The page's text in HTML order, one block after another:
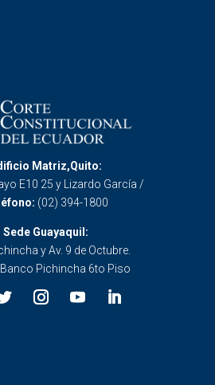
Matriz,Quito:
E10 25 y Lizardo García /
(02) 394-1800
Sede Guayaquil:
y Av. 9 de Octubre.
Pichincha 6to Piso